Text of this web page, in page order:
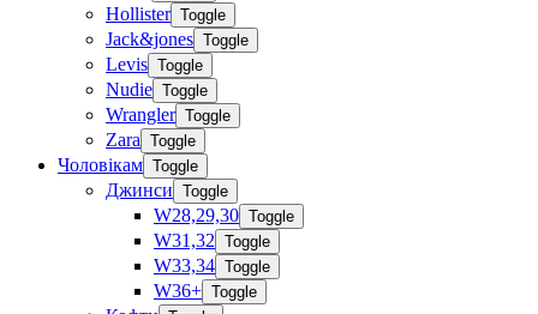
Hollister Toggle
Jack&jones Toggle
Levis Toggle
Nudie Toggle
Wrangler Toggle
Zara Toggle
Чоловікам Toggle
Джинси Toggle
W28,29,30 Toggle
W31,32 Toggle
W33,34 Toggle
W36+ Toggle